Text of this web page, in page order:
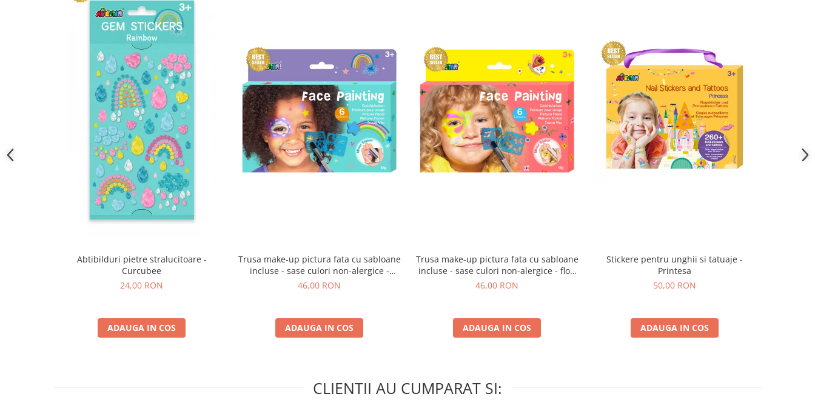
Abtibilduri pietre stralucitoare -
Curcubee
24,00 RON
ADAUGA IN COS
Trusa make-up pictura fata cu sabloane
incluse - sase culori non-alergice -
curcubeu si stele
46,00 RON
ADAUGA IN COS
Trusa make-up pictura fata cu sabloane
incluse - sase culori non-alergice - flori
si fluturi
46,00 RON
ADAUGA IN COS
Stickere pentru unghii si tatuaje -
Printesa
50,00 RON
ADAUGA IN COS
CLIENTII AU CUMPARAT SI: